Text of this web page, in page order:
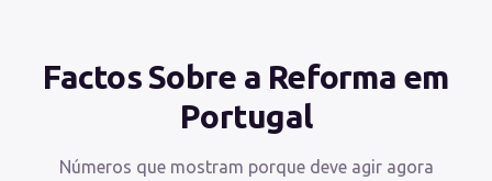
Factos Sobre a Reforma em
Portugal
Números que mostram porque deve agir agora